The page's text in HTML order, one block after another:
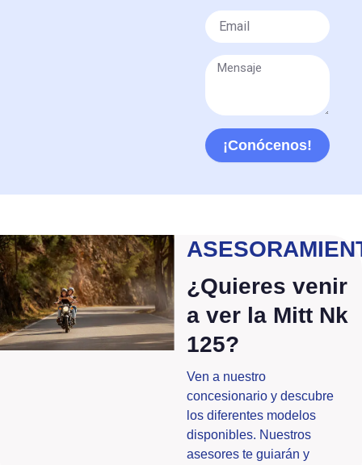
Email
Message
¡Conócenos!
¿Quieres venir
a ver la Mitt Nk
125?
Ven a nuestro
concesionario y descubre
los diferentes modelos
disponibles. Nuestros
asesores te guiarán y